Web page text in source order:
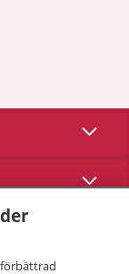
Visa
Visa